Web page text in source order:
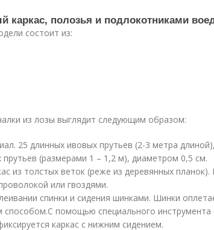
каркас, полозья и подлокотниками
состоит из:
из лозы выглядит следующим образом:
25 длинных ивовых прутьев (2-3 метра
прутьев (размерами 1 – 1,2 м), диаметром 0,5 см.
из толстых веток (реже из деревянных планок).
или гвоздями.
спинки и сидения шинками. Шинки
способом.С помощью специального инструмента
каркас с нижним сидением.